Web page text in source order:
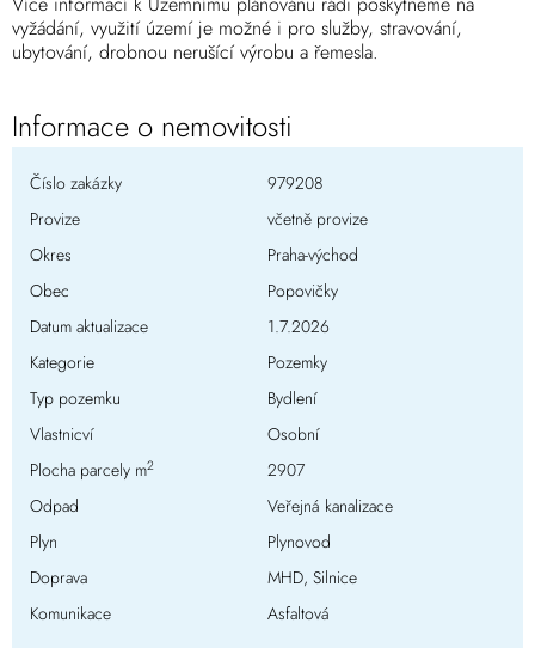
vyžádání, využití území je možné i pro služby, stravování,
ubytování, drobnou nerušící výrobu a řemesla.
Informace o nemovitosti
Číslo zakázky
979208
Provize
včetně provize
Okres
Praha-východ
Obec
Popovičky
Datum aktualizace
1.7.2026
Kategorie
Pozemky
Typ pozemku
Bydlení
Vlastnicví
Osobní
Plocha parcely m2
2907
Odpad
Veřejná kanalizace
Plyn
Plynovod
Doprava
MHD, Silnice
Komunikace
Asfaltová